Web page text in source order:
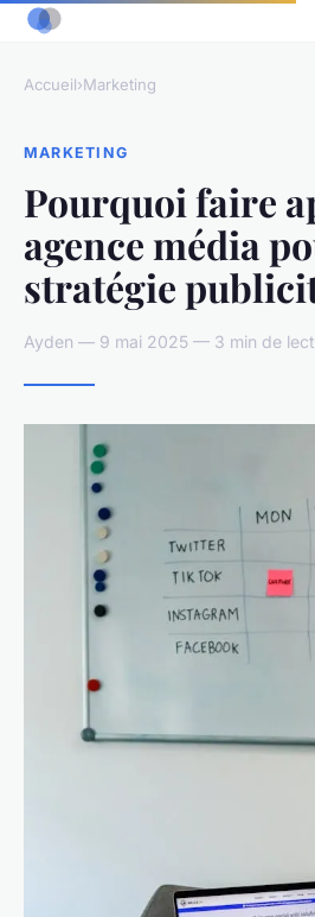
Accueil›Marketing
MARKETING
Pourquoi faire
agence média
stratégie
Ayden — 9 mai 2025 — 3 min de